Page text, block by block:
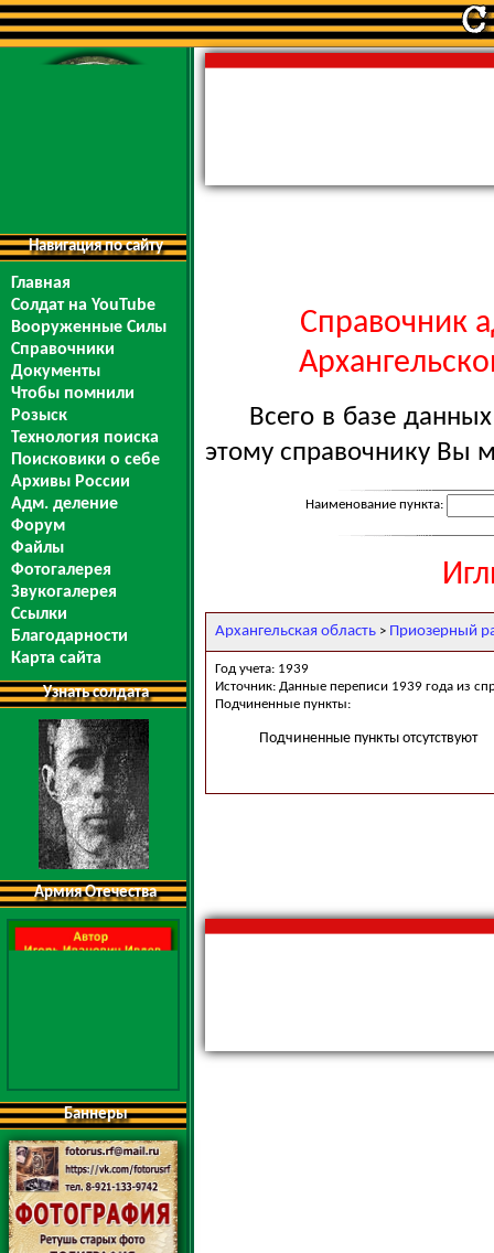
Навигация по сайту
Главная
Солдат на YouTube
Вооруженные Силы
Справочники
Документы
Чтобы помнили
Розыск
Технология поиска
Поисковики о себе
Архивы России
Адм. деление
Форум
Файлы
Фотогалерея
Звукогалерея
Ссылки
Благодарности
Карта сайта
Узнать солдата
Армия Отечества
Баннеры
Справочник
Всего в базе
этому справочнику Вы
Наименование пункта:
Архангельская область > Приозерный
Год учета: 1939
Источник: Данные переписи 1939 года из
Подчиненные пункты:
Подчиненные пункты отсутствуют